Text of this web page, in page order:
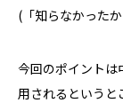
( 「知らなかった
今回のポイントは
用されるというと